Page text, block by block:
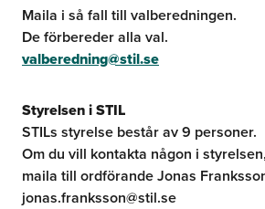
Maila i så fall till valberedningen.
De förbereder alla val.
valberedning@stil.se
Styrelsen i STIL
STILs styrelse består av 9 personer.
Om du vill kontakta någon i styrelsen,
maila till ordförande Jonas
jonas.franksson@stil.se